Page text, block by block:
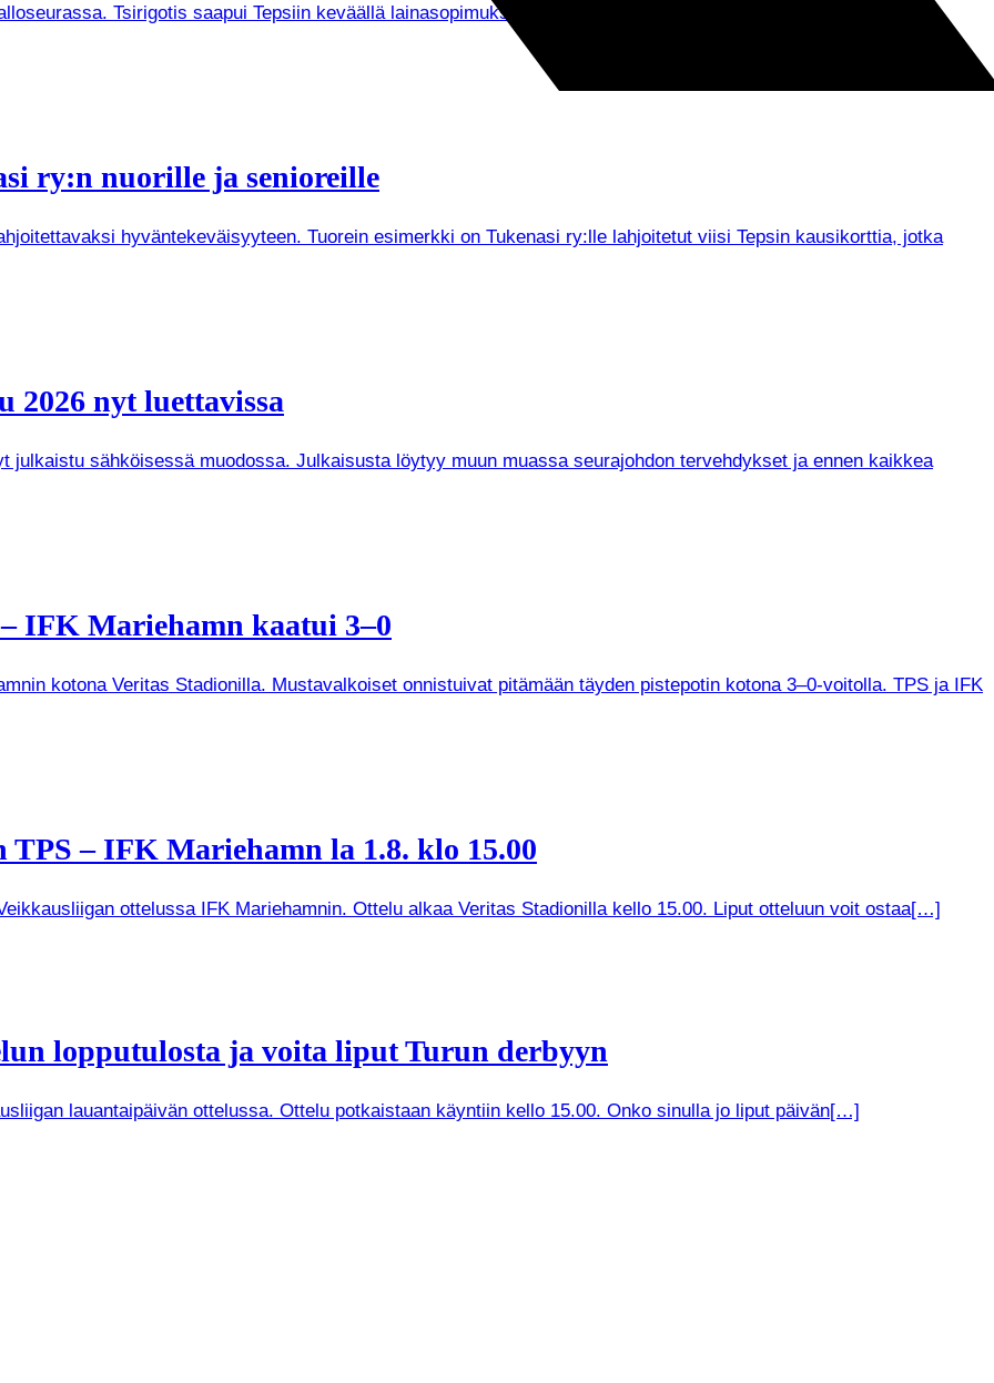
Tsirigotis saapui Tepsiin keväällä lainasopimuksella Puolan pääsarjassa pelaavan Gornik Zabrzen
ry:n nuorille ja senioreille
hyväntekeväisyyteen. Tuorein esimerkki on Tukenasi ry:lle lahjoitetut viisi Tepsin kausikorttia, jotka
nyt luettavissa
julkaistu sähköisessä muodossa. Julkaisusta löytyy muun muassa seurajohdon tervehdykset ja ennen kaikkea
IFK Mariehamn kaatui 3–0
kotona Veritas Stadionilla. Mustavalkoiset onnistuivat pitämään täyden pistepotin kotona 3–0-voitolla. TPS ja IFK
– IFK Mariehamn la 1.8. klo 15.00
ottelussa IFK Mariehamnin. Ottelu alkaa Veritas Stadionilla kello 15.00. Liput otteluun voit ostaa[…]
lopputulosta ja voita liput Turun derbyyn
lauantaipäivän ottelussa. Ottelu potkaistaan käyntiin kello 15.00. Onko sinulla jo liput päivän[…]